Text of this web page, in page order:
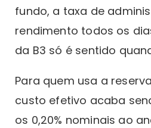
fundo, a taxa de
rendimento todos os
da B3 só é sentido
Para quem usa a
custo efetivo acaba
os 0,20% nominais ao